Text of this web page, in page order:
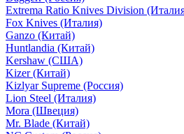
Extrema Ratio Knives Division
Fox Knives (Италия)
Ganzo (Китай)
Huntlandia (Китай)
Kershaw (США)
Kizer (Китай)
Kizlyar Supreme (Россия)
Lion Steel (Италия)
Mora (Швеция)
Mr. Blade (Китай)